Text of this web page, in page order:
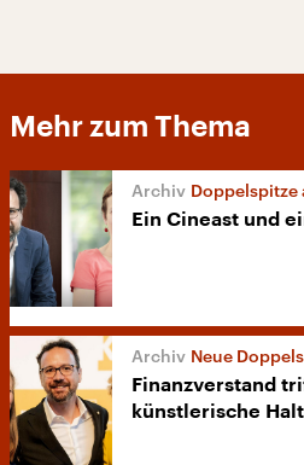
Mehr zum Thema
Doppelspitze
Ein Cineast und
Neue
Finanzverstand
künstlerische